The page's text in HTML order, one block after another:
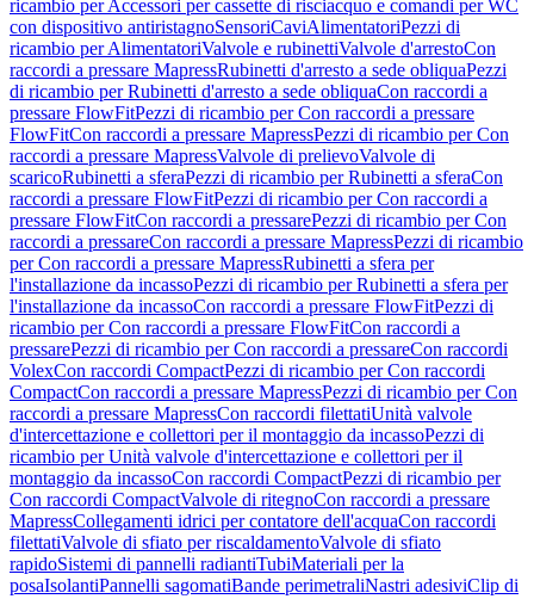
ricambio per Accessori per cassette di risciacquo e comandi per WC
con dispositivo antiristagnoSensoriCaviAlimentatoriPezzi di
ricambio per AlimentatoriValvole e rubinettiValvole d'arrestoCon
raccordi a pressare MapressRubinetti d'arresto a sede obliquaPezzi
di ricambio per Rubinetti d'arresto a sede obliquaCon raccordi a
pressare FlowFitPezzi di ricambio per Con raccordi a pressare
FlowFitCon raccordi a pressare MapressPezzi di ricambio per Con
raccordi a pressare MapressValvole di prelievoValvole di
scaricoRubinetti a sferaPezzi di ricambio per Rubinetti a sferaCon
raccordi a pressare FlowFitPezzi di ricambio per Con raccordi a
pressare FlowFitCon raccordi a pressarePezzi di ricambio per Con
raccordi a pressareCon raccordi a pressare MapressPezzi di ricambio
per Con raccordi a pressare MapressRubinetti a sfera per
l'installazione da incassoPezzi di ricambio per Rubinetti a sfera per
l'installazione da incassoCon raccordi a pressare FlowFitPezzi di
ricambio per Con raccordi a pressare FlowFitCon raccordi a
pressarePezzi di ricambio per Con raccordi a pressareCon raccordi
VolexCon raccordi CompactPezzi di ricambio per Con raccordi
CompactCon raccordi a pressare MapressPezzi di ricambio per Con
raccordi a pressare MapressCon raccordi filettatiUnità valvole
d'intercettazione e collettori per il montaggio da incassoPezzi di
ricambio per Unità valvole d'intercettazione e collettori per il
montaggio da incassoCon raccordi CompactPezzi di ricambio per
Con raccordi CompactValvole di ritegnoCon raccordi a pressare
MapressCollegamenti idrici per contatore dell'acquaCon raccordi
filettatiValvole di sfiato per riscaldamentoValvole di sfiato
rapidoSistemi di pannelli radiantiTubiMateriali per la
posaIsolantiPannelli sagomatiBande perimetraliNastri adesiviClip di